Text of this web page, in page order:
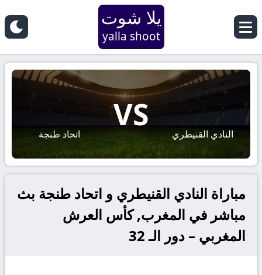
يلا شوت
yalla shoot
النادي القنيطري
VS
اتحاد طنجة
مباراة النادي القنيطري و اتحاد طنجة بث
مباشر في المغرب, كأس العرش
المغربي – دور الـ 32